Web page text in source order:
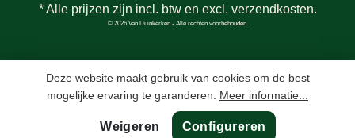
* Alle prijzen zijn incl. btw en excl. verzendkosten.
© 2026 Van Duinkerken - Alle rechten voorbehouden.
Deze website maakt gebruik van cookies om de best
mogelijke ervaring te garanderen. Meer informatie...
Weigeren Configureren